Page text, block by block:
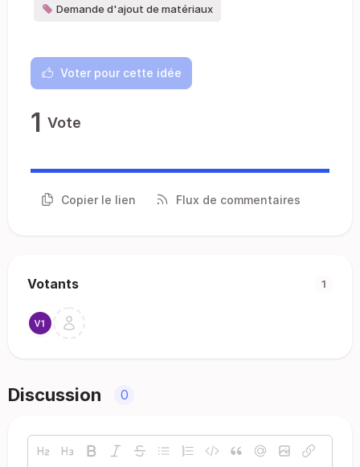
Demande d'ajout de matériaux
Voter pour cette idée
1 Vote
Copier le lien Flux de commentaires
Votants 1
Discussion 0